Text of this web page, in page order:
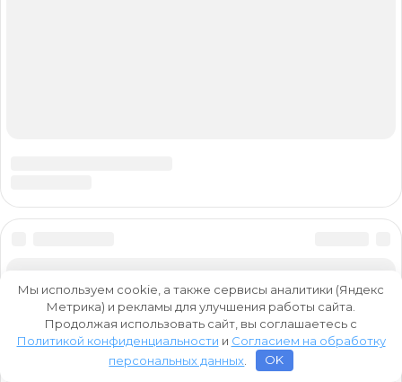
Мы используем cookie, а также сервисы аналитики (Яндекс
Метрика) и рекламы для улучшения работы сайта.
Продолжая использовать сайт, вы соглашаетесь с
Политикой конфиденциальности и Согласием на обработку
персональных данных
OK